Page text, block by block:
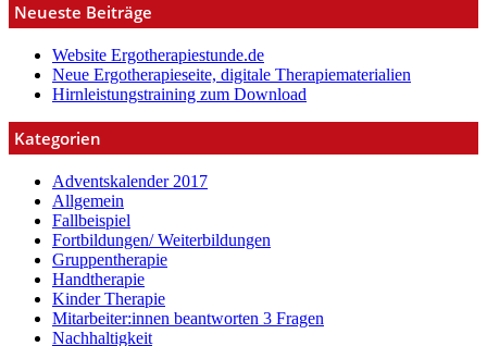
Neueste Beiträge
Website Ergotherapiestunde.de
Neue Ergotherapieseite, digitale Therapiematerialien
Hirnleistungstraining zum Download
Kategorien
Adventskalender 2017
Allgemein
Fallbeispiel
Fortbildungen/ Weiterbildungen
Gruppentherapie
Handtherapie
Kinder Therapie
Mitarbeiter:innen beantworten 3 Fragen
Nachhaltigkeit